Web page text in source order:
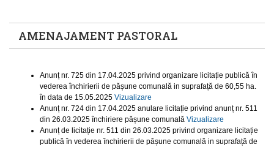
AMENAJAMENT PASTORAL
Anunț nr. 725 din 17.04.2025 privind organizare licitație publică în
vederea închirierii de pășune comunală in suprafață de 60,55 ha.
în data de 15.05.2025 Vizualizare
Anunț nr. 724 din 17.04.2025 anulare licitație privind anunț nr. 511
din 26.03.2025 închiriere pășune comunală Vizualizare
Anunț de licitație nr. 511 din 26.03.2025 privind organizare licitație
publică în vederea închirierii de pășune comunală in suprafață de